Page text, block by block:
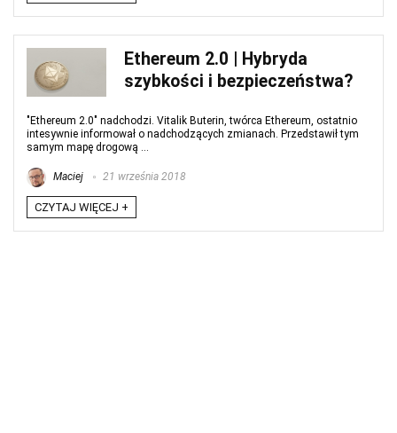
Ethereum 2.0 | Hybryda
szybkości i bezpieczeństwa?
"Ethereum 2.0" nadchodzi. Vitalik Buterin, twórca Ethereum, ostatnio
intesywnie informował o nadchodzących zmianach. Przedstawił tym
samym mapę drogową ...
Maciej 21 września 2018
CZYTAJ WIĘCEJ +